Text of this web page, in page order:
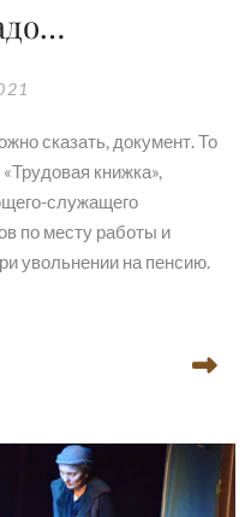
сказать, документ. То
книжка»,
служащего
по месту работы и
увольнении на пенсию.